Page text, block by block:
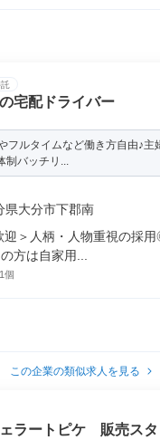
宅配ドライバー
フルタイムなど働き方自由♪主
制バッチリ...
県大分市下郡南
迎＞人柄・人物重視の採
方は自家用...
個
この企業の類似求人を見る
ラートピケ 販売スタ